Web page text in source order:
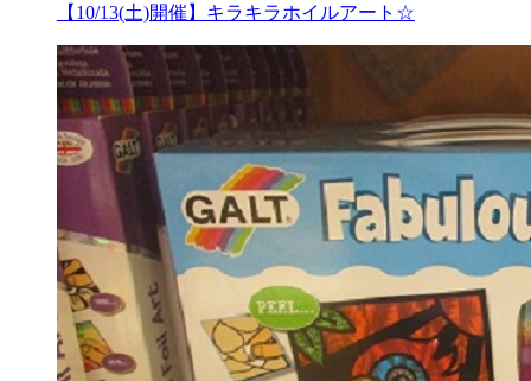
【10/13(土)開催】キラキラホイルアート☆